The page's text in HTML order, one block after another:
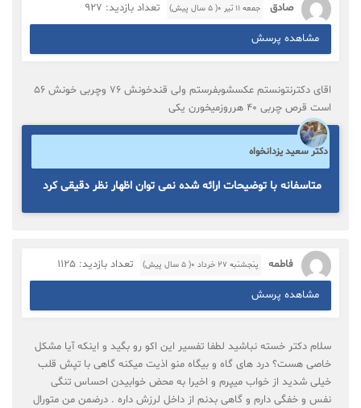
صادق جمعه ۱۱ تیر ۰( 5 سال پیش) تعداد بازدید: 927
مشاهده پرسش
اقای دکترنتونستم عکسشوبفرستم ولی قندخونش ۷۶ وچربی خونش ۵۶
است قرص چربی ۴۰ هرروزمیخورن یکی
دکتر سعید یزدانخواه
متاسفانه با توضیحات ارائه شده نمی توان اظهار نظر دقیقی کرد
فاطمه پنجشنبه ۲۷ خرداد ۰( 5 سال پیش) تعداد بازدید: 1125
مشاهده پرسش
سلام دکتر خسته نباشید لطفا تفسیر این اکو رو بگید و اینکه آیا مشکل
خاصی هست؟ درد های گاه و بیگاه منو اذیت میکنه گاهی با تپش قلب
خیلی شدید از خواب میپرم و اخیرا به محض خوابیدن احساس تنگی
نفس و خفگی دارم و گاهی بدنم از داخل لرزش داره . درضمن من متورال